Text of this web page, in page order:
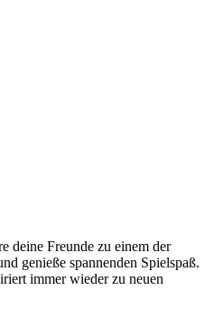
deine Freunde zu einem der
genieße spannenden Spielspaß.
immer wieder zu neuen